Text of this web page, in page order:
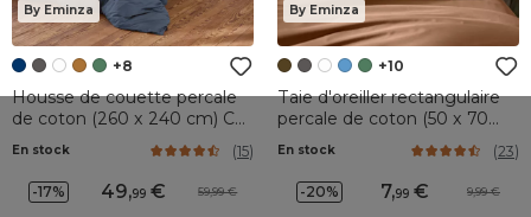
By Eminza
+8
Housse de couette percale
de coton (260 x 240 cm) Cali
En stock (15)
-17% 49,99 59,99
By Eminza
+10
Taie d'oreiller rectangulaire
percale de coton (50 x 70
En stock (23)
-20% 7,99 9,99